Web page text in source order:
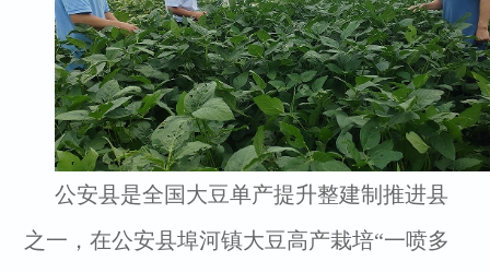
公安县是全国大豆单产提升整建制推进县
之一，在公安县埠河镇大豆高产栽培“一喷多